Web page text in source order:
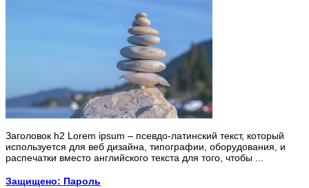
Заголовок h2 Lorem ipsum – псевдо-латинский текст, который
используется для веб дизайна, типографии, оборудования, и
распечатки вместо английского текста для того, чтобы ...
Защищено: Пароль